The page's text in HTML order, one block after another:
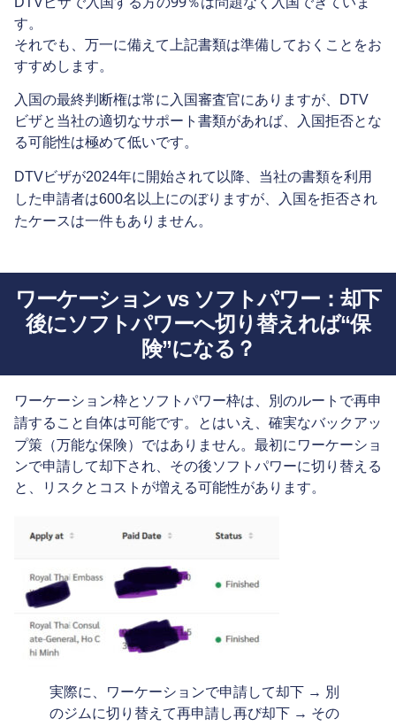
す。
それでも、万一に備えて上記書類は準備しておくことをお
すすめします。
入国の最終判断権は常に入国審査官にありますが、DTV
ビザと当社の適切なサポート書類があれば、入国拒否とな
る可能性は極めて低いです。
DTVビザが2024年に開始されて以降、当社の書類を利用
した申請者は600名以上にのぼりますが、
入国を拒否され
たケースは一件もありません。
ワーケーション vs ソフトパワー：却下
後にソフトパワーへ切り替えれば“保
険”になる？
ワーケーション枠とソフトパワー枠は、
別のルートで再申
請すること自体は可能です。とはいえ、 確実なバックアッ
プ策（万能な保険）ではありません。最初にワーケーショ
ンで申請して却下され、その後ソフトパワーに切り替える
と、リスクとコストが増える可能性があります。
実際に、ワーケーションで申請して却下 → 別
のジムに切り替えて再申請し再び却下 → その